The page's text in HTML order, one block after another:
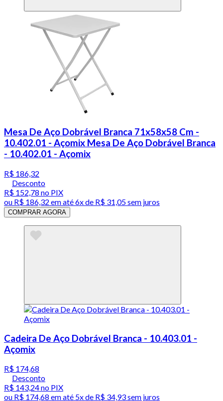
Mesa De Aço Dobrável Branca 71x58x58 Cm -
10.402.01 - Açomix Mesa De Aço Dobrável Branca
- 10.402.01 - Açomix
R$ 186,32
Desconto
R$ 152,78 no PIX
ou R$ 186,32 em até6x de R$ 31,05 sem juros
COMPRAR AGORA
Cadeira De Aço Dobrável Branca - 10.403.01 -
Açomix
R$ 174,68
Desconto
R$ 143,24no PIX
ou R$ 174,68 em até 5x de R$ 34,93 sem juros